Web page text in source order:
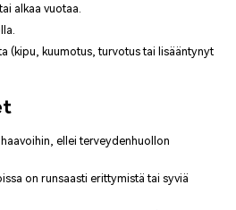
alkaa vuotaa.
(kipu, kuumotus, turvotus tai lisääntynyt
ellei terveydenhuollon
on runsaasti erittymistä tai syviä